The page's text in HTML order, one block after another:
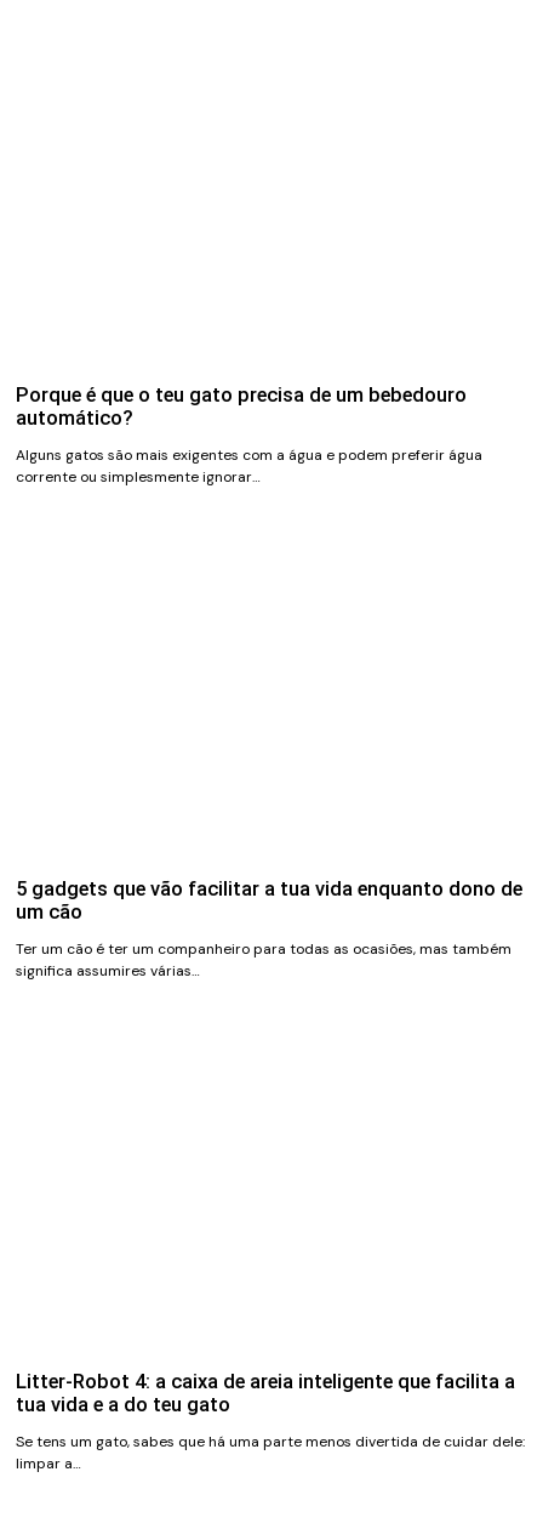
Porque é que o teu gato precisa de um bebedouro
automático?
Alguns gatos são mais exigentes com a água e podem preferir água
corrente ou simplesmente ignorar…
5 gadgets que vão facilitar a tua vida enquanto dono de
um cão
Ter um cão é ter um companheiro para todas as ocasiões, mas também
significa assumires várias…
Litter-Robot 4: a caixa de areia inteligente que facilita a
tua vida e a do teu gato
Se tens um gato, sabes que há uma parte menos divertida de cuidar dele:
limpar a…